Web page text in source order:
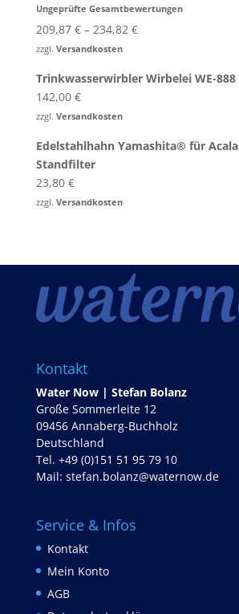
Bewertet
von 5
Ungeprüfte Gesamtbewertungen
209,87 €– 234,82 €
zzgl. Versandkosten
Trinkwasserwirbler Wirbelei WE-888
142,00 €
zzgl. Versandkosten
Edelstahlhahn Yamashita® für Acala
Standfilter
23,80 €
zzgl. Versandkosten
Kontakt
Water Now | Stefan Bolanz
Große Sommerleite 12
09456 Annaberg-Buchholz
Deutschland
Tel. +49 (0)151 51 95 79 10
Mail: stefan.bolanz@waternow.de
Service & Infos
Kontakt
Mein Konto
AGB